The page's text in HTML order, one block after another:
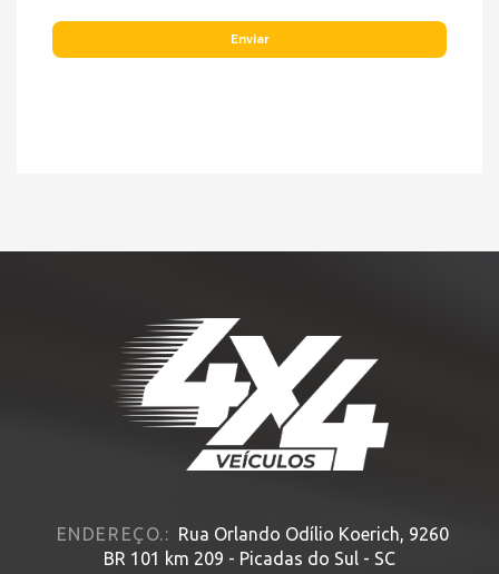
ENDEREÇO.: Rua Orlando Odílio Koerich, 9260
BR 101 km 209 - Picadas do Sul - SC